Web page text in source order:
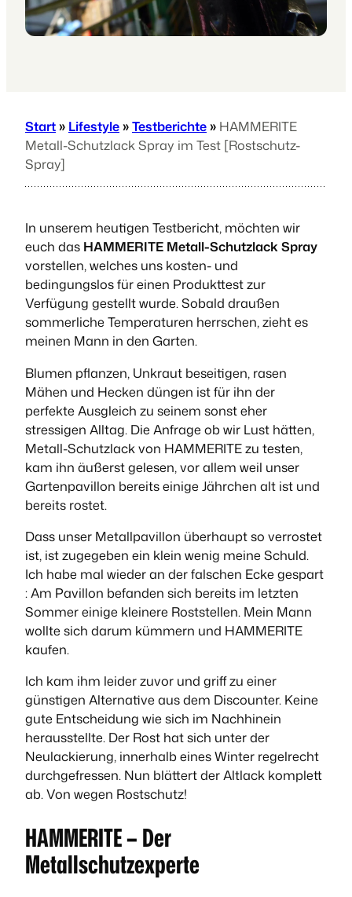
Start» Lifestyle»Testberichte» HAMMERITE
Metall-Schutzlack Spray im Test [Rostschutz-
Spray]
In unserem heutigen Testbericht, möchten wir
euch das HAMMERITE Metall-Schutzlack Spray
vorstellen, welches uns kosten- und
bedingungslos für einen Produkttest zur
Verfügung gestellt wurde. Sobald draußen
sommerliche Temperaturen herrschen, zieht es
meinen Mann in den Garten.
Blumen pflanzen, Unkraut beseitigen, rasen
Mähen und Hecken düngen ist für ihn der
perfekte Ausgleich zu seinem sonst eher
stressigen Alltag. Die Anfrage ob wir Lust hätten,
Metall-Schutzlack von HAMMERITE zu testen,
kam ihn äußerst gelesen, vor allem weil unser
Gartenpavillon bereits einige Jährchen alt ist und
bereits rostet.
Dass unser Metallpavillon überhaupt so verrostet
ist, ist zugegeben ein klein wenig meine Schuld.
Ich habe mal wieder an der falschen Ecke gespart
: Am Pavillon befanden sich bereits im letzten
Sommer einige kleinere Roststellen. Mein Mann
wollte sich darum kümmern und HAMMERITE
kaufen.
Ich kam ihm leider zuvor und griff zu einer
günstigen Alternative aus dem Discounter. Keine
gute Entscheidung wie sich im Nachhinein
herausstellte. Der Rost hat sich unter der
Neulackierung, innerhalb eines Winter regelrecht
durchgefressen. Nun blättert der Altlack komplett
ab. Von wegen Rostschutz!
HAMMERITE – Der
Metallschutzexperte